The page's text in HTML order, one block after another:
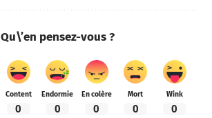
Qu\’en pensez-vous ?
Content
0
Endormie
0
En colère
0
Mort
0
Wink
0